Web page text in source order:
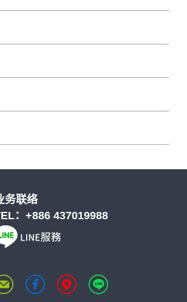
务联络
： +886 437019988